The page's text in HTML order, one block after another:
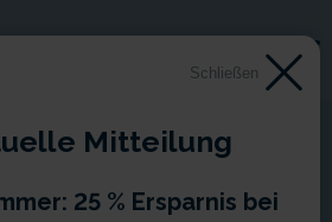
Schließen
Mitteilung
25 % Ersparnis bei